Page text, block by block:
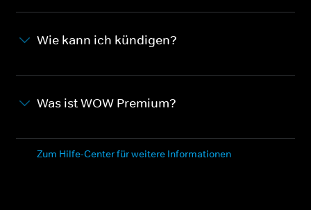
Wie kann ich kündigen?
Was ist WOW Premium?
Zum Hilfe-Center für weitere Informationen